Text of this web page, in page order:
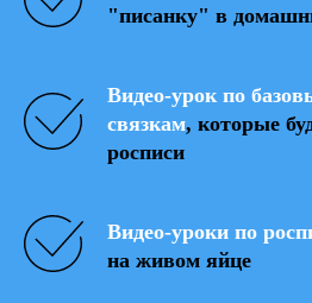
"писанку" в
Видео-урок по
связкам, которые
росписи
Видео-уроки по
на живом яйце